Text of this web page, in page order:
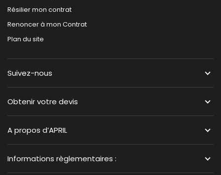
Résilier mon contrat
Renoncer à mon Contrat
Plan du site
Suivez-nous
Obtenir votre devis
A propos d’APRIL
Informations règlementaires :